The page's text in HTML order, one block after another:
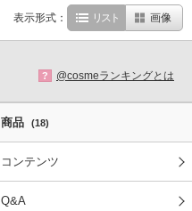
表示形式： リスト 画像
? @cosmeランキングとは
商品 (18)
コンテンツ
Q&A